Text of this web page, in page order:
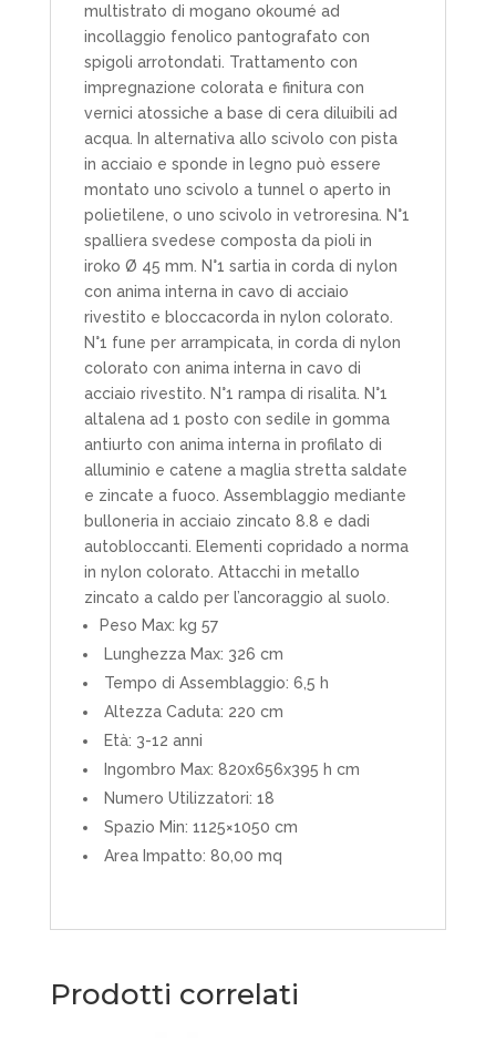
multistrato di mogano okoumé ad
incollaggio fenolico pantografato con
spigoli arrotondati. Trattamento con
impregnazione colorata e finitura con
vernici atossiche a base di cera diluibili ad
acqua. In alternativa allo scivolo con pista
in acciaio e sponde in legno può essere
montato uno scivolo a tunnel o aperto in
polietilene, o uno scivolo in vetroresina. N°1
spalliera svedese composta da pioli in
iroko Ø 45 mm. N°1 sartia in corda di nylon
con anima interna in cavo di acciaio
rivestito e bloccacorda in nylon colorato.
N°1 fune per arrampicata, in corda di nylon
colorato con anima interna in cavo di
acciaio rivestito. N°1 rampa di risalita. N°1
altalena ad 1 posto con sedile in gomma
antiurto con anima interna in profilato di
alluminio e catene a maglia stretta saldate
e zincate a fuoco. Assemblaggio mediante
bulloneria in acciaio zincato 8.8 e dadi
autobloccanti. Elementi copridado a norma
in nylon colorato. Attacchi in metallo
zincato a caldo per l’ancoraggio al suolo.
Peso Max: kg 57
Lunghezza Max: 326 cm
Tempo di Assemblaggio: 6,5 h
Altezza Caduta: 220 cm
Età: 3-12 anni
Ingombro Max: 820x656x395 h cm
Numero Utilizzatori: 18
Spazio Min: 1125×1050 cm
Area Impatto: 80,00 mq
Prodotti correlati